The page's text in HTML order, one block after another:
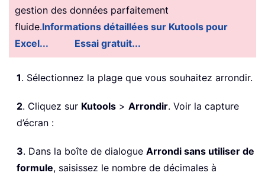
gestion des données parfaitement
fluide.Informations détaillées sur Kutools pour
Excel...
Essai gratuit...
1. Sélectionnez la plage que vous souhaitez arrondir.
2. Cliquez sur Kutools > Arrondir. Voir la capture
d’écran :
3. Dans la boîte de dialogue Arrondi sans utiliser de
formule, saisissez le nombre de décimales à